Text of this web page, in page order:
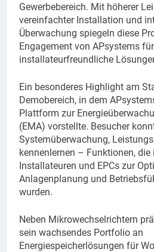
Gewerbebereich. Mit höherer
vereinfachter Installation und
Überwachung spiegeln diese
Engagement von APsystems
installateurfreundliche
Ein besonderes Highlight am
Demobereich, in dem
Plattform zur
(EMA) vorstellte. Besucher
Systemüberwachung,
kennenlernen – Funktionen, die
Installateuren und EPCs zur
Anlagenplanung und
wurden.
Neben Mikrowechselrichtern
sein wachsendes Portfolio an
Energiespeicherlösungen für